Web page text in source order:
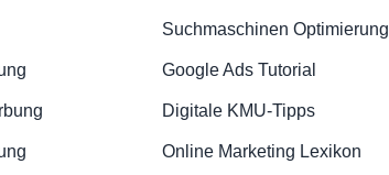
Suchmaschinen Optimierung
Google Ads Tutorial
Digitale KMU-Tipps
Online Marketing Lexikon